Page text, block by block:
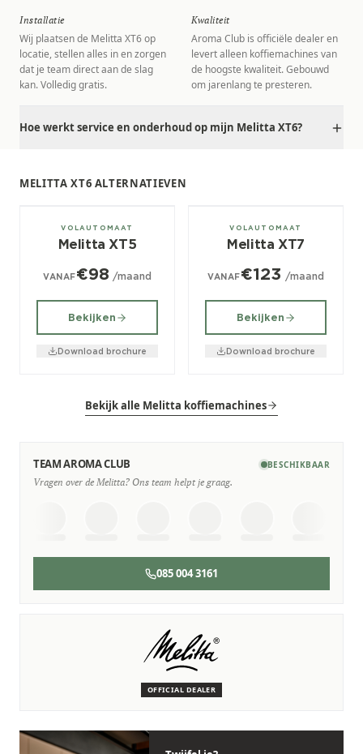
Installatie
Wij plaatsen de Melitta XT6 op
locatie, stellen alles in en zorgen
dat je team direct aan de slag
kan. Volledig gratis.
Kwaliteit
Aroma Club is officiële dealer en
levert alleen koffiemachines van
de hoogste kwaliteit. Gebouwd
om jarenlang te presteren.
Hoe werkt service en onderhoud op mijn Melitta XT6?
MELITTA XT6 ALTERNATIEVEN
± 120/dag
VOLAUTOMAAT
Melitta XT5
VANAF€98 /maand
Bekijken
Download brochure
± 200/dag
VOLAUTOMAAT
Melitta XT7
VANAF€123 /maand
Bekijken
Download brochure
Bekijk alle Melitta koffiemachines
TEAM AROMA CLUB BESCHIKBAAR
Vragen over de Melitta? Ons team helpt je graag.
085 004 3161
OFFICIAL DEALER
Wij staan voor je klaar
Deskundige monteurs die verstand hebben van Melitta
Persoonlijk, snel en zonder gedoe.